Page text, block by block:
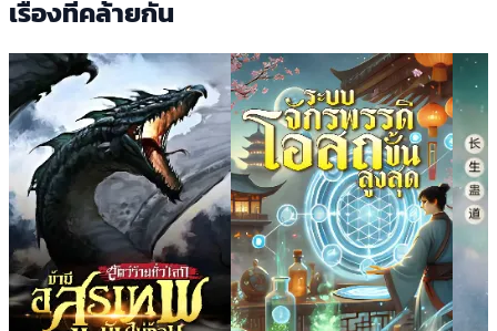
เรื่องที่คล้ายกัน